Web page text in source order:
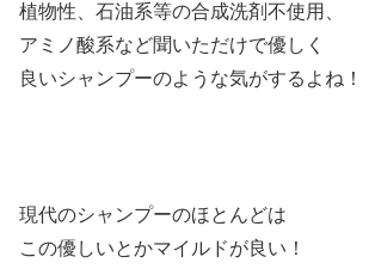
植物性、石油系等の合成洗剤不使用、
アミノ酸系など聞いただけで優しく
良いシャンプーのような気がするよね！
現代のシャンプーのほとんどは
この優しいとかマイルドが良い！